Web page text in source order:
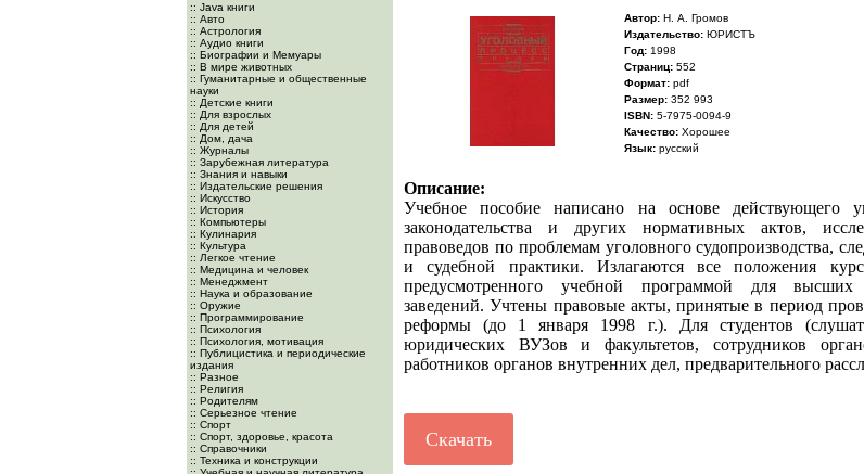
:: Java книги
:: Авто
:: Астрология
:: Аудио книги
:: Биографии и Мемуары
:: В мире животных
:: Гуманитарные и общественные
науки
:: Детские книги
:: Для взрослых
:: Для детей
:: Дом, дача
:: Журналы
:: Зарубежная литература
:: Знания и навыки
:: Издательские решения
:: Искусство
:: История
:: Компьютеры
:: Кулинария
:: Культура
:: Легкое чтение
:: Медицина и человек
:: Менеджмент
:: Наука и образование
:: Оружие
:: Программирование
:: Психология
:: Психология, мотивация
:: Публицистика и периодические
издания
:: Разное
:: Религия
:: Родителям
:: Серьезное чтение
:: Спорт
:: Спорт, здоровье, красота
:: Справочники
:: Техника и конструкции
Автор: Н. А. Громов
Издательство: ЮРИСТЪ
Год: 1998
Cтраниц: 552
Формат: pdf
Размер: 352 993
ISBN: 5-7975-0094-9
Качество: Хорошее
Язык: русский
Описание:
Учебное пособие написано на основе действующего
законодательства и других нормативных актов,
правоведов по проблемам уголовного судопроизводства,
и судебной практики. Излагаются все положения
предусмотренного учебной программой для
заведений. Учтены правовые акты, принятые в период
реформы (до 1 января 1998 г.). Для студентов
юридических ВУЗов и факультетов, сотрудников
работников органов внутренних дел, предварительного
Скачать